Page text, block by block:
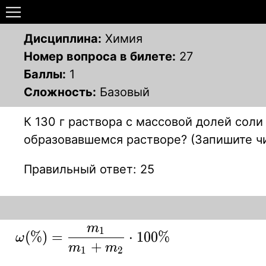
Дисциплина: Химия
Номер вопроса в билете: 27
Баллы: 1
Сложность: Базовый
К 130 г раствора с массовой долей
образовавшемся растворе? (Запишите
Правильный ответ: 25
\displaystyle
{ \omega
ω(%) =
m1 + m2
m1 ⋅ 100%